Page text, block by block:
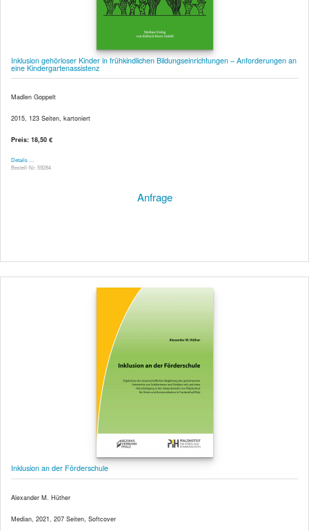
Inklusion gehörloser Kinder in frühkindlichen Bildungseinrichtungen – Anforderungen an
eine Kindergartenassistenz
Madlen Goppelt
2015, 123 Seiten, kartoniert
Preis: 18,50 €
Details …
Bestell-Nr. 59284
Anfrage
Inklusion an der Förderschule
Alexander M. Hüther
Median, 2021, 207 Seiten, Softcover